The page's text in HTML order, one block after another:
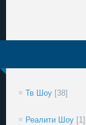
Тв Шоу [38]
Реалити Шоу [1]